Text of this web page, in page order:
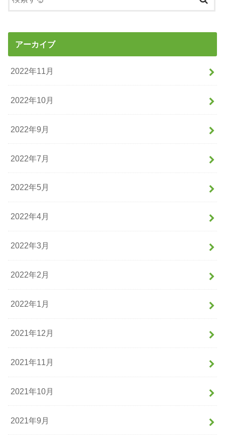
アーカイブ
2022年11月
2022年10月
2022年9月
2022年7月
2022年5月
2022年4月
2022年3月
2022年2月
2022年1月
2021年12月
2021年11月
2021年10月
2021年9月